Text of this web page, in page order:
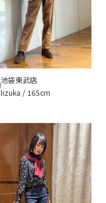
池袋東武店
Iizuka
165cm